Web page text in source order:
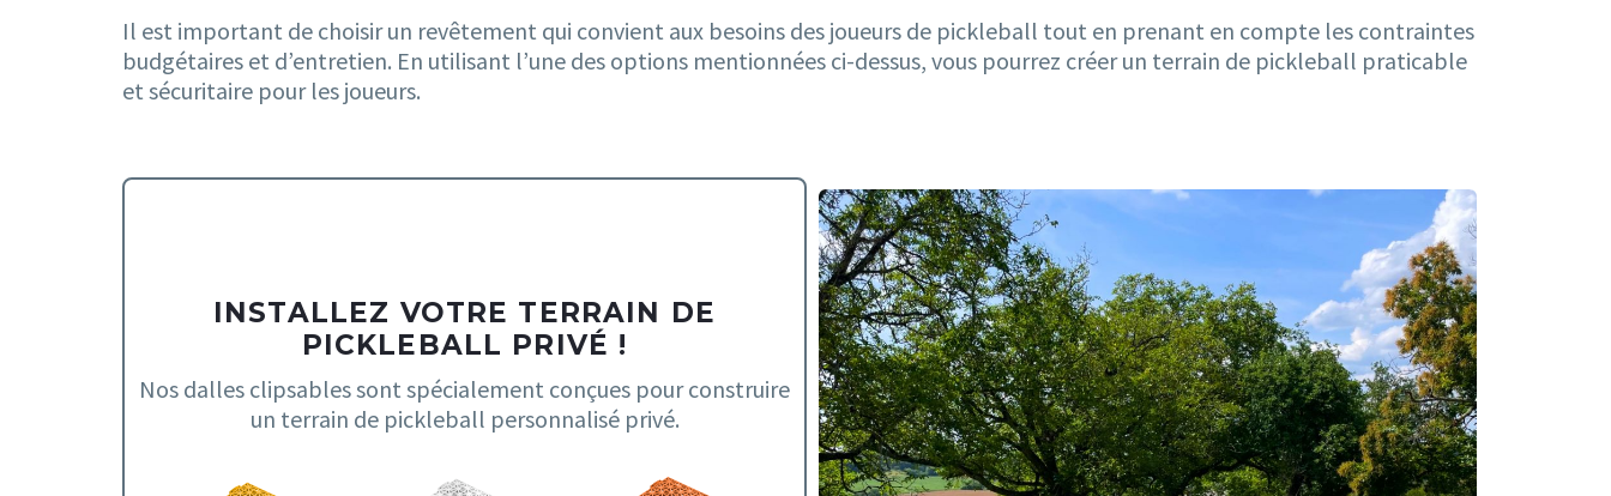
Il est important de choisir un revêtement qui convient aux besoins des joueurs de pickleball tout en prenant en compte les contraintes
budgétaires et d’entretien. En utilisant l’une des options mentionnées ci-dessus, vous pourrez créer un terrain de pickleball praticable
et sécuritaire pour les joueurs.
INSTALLEZ VOTRE TERRAIN DE
PICKLEBALL PRIVÉ !
Nos dalles clipsables sont spécialement conçues pour construire
un terrain de pickleball personnalisé privé.